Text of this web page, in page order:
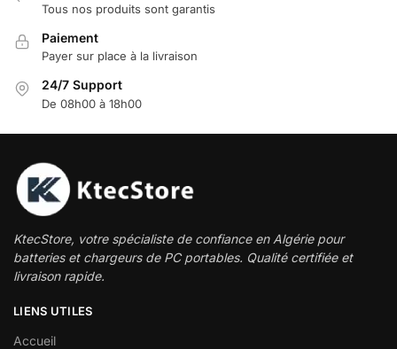
Tous nos produits sont garantis
Paiement
Payer sur place à la livraison
24/7 Support
De 08h00 à 18h00
KtecStore, votre spécialiste de confiance en Algérie pour
batteries et chargeurs de PC portables. Qualité certifiée et
livraison rapide.
LIENS UTILES
Accueil